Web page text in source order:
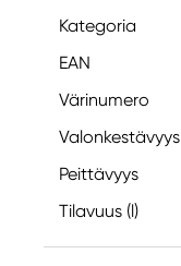
Kategoria
EAN
Värinumero
Valonkestävyys
Peittävyys
Tilavuus (l)